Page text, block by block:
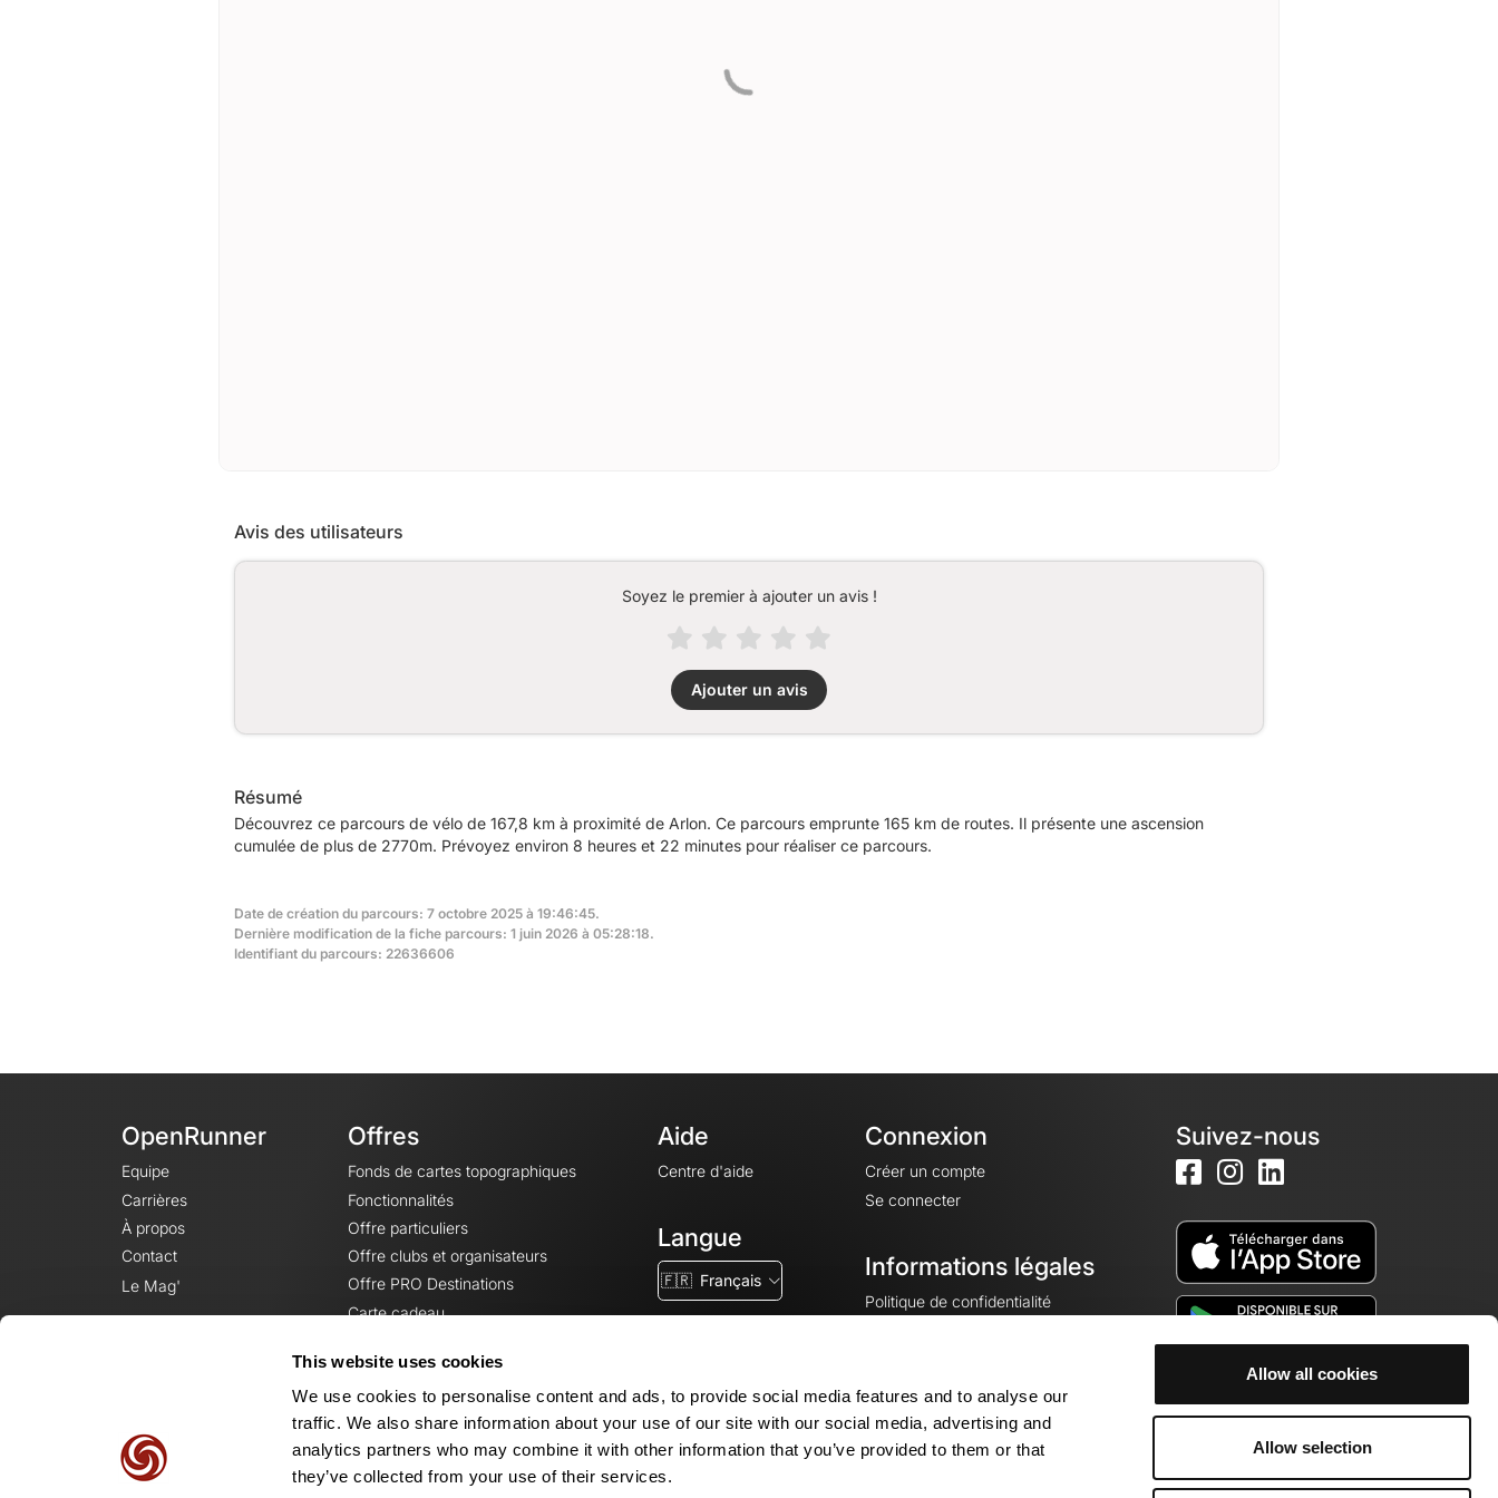
This website uses cookies
We use cookies to personalise content and ads, to provide social media features and to analyse our
traffic. We also share information about your use of our site with our social media, advertising and
analytics partners who may combine it with other information that you’ve provided to them or that
they’ve collected from your use of their services.
Allow all cookies
Allow selection
Avis des utilisateurs
Soyez le premier à ajouter un avis !
Ajouter un avis
Résumé
Découvrez ce parcours de vélo de 167,8 km à proximité de Arlon. Ce parcours emprunte 165 km de routes. Il présente une ascension
cumulée de plus de 2770m. Prévoyez environ 8 heures et 22 minutes pour réaliser ce parcours.
Date de création du parcours: 7 octobre 2025 à 19:46:45.
Dernière modification de la fiche parcours: 1 juin 2026 à 05:28:18.
Identifiant du parcours: 22636606
OpenRunner
Equipe
Carrières
À propos
Contact
Le Mag'
Offres
Fonds de cartes topographiques
Fonctionnalités
Offre particuliers
Offre clubs et organisateurs
Offre PRO Destinations
Carte cadeau
Aide
Centre d'aide
Langue
🇫🇷 Français
Connexion
Créer un compte
Se connecter
Informations légales
Politique de confidentialité
Mentions légales
Paramètres des cookies
Suivez-nous